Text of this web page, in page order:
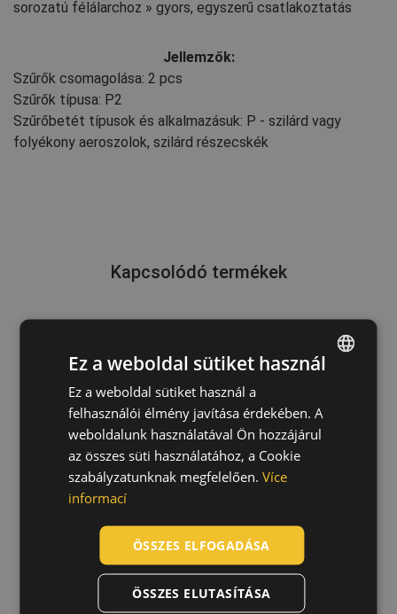
sorozatú félálarchoz » gyors, egyszerű csatlakoztatás
Jellemzők:
Szűrők csomagolása: 2 pcs
Szűrők típusa: P2
Szűrőbetét típusok és alkalmazásuk: P - szilárd vagy
folyékony aeroszolok, szilárd részecskék
Kapcsolódó termékek
3M Secure Click HF-800SD
07020077
CZECH
HUNGARIAN
SLOVAK
GERMAN
Ez a weboldal sütiket használ
Ez a weboldal sütiket használ a
felhasználói élmény javítása érdekében. A
weboldalunk használatával Ön hozzájárul
az összes süti használatához, a Cookie
szabályzatunknak megfelelően. Více
informací
ÖSSZES ELFOGADÁSA
ÖSSZES ELUTASÍTÁSA